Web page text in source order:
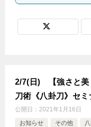
2/7(日) 【強さと美
刀術《八卦刀》セミ
公開日： 2021年1月16日
お知らせ
その他